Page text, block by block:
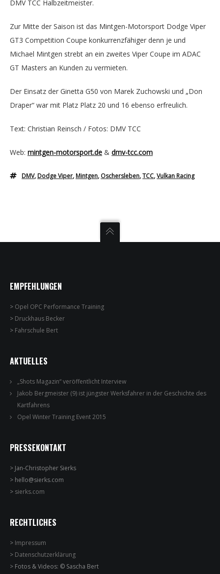
DMV TCC Halbzeitmeister.
Zur Mitte der Saison ist das Mintgen-Motorsport Dodge Viper
GT3 Competition Coupe konkurrenzfähiger denn je und
Michael Mintgen strebt an ein zweites Viper Coupe im ADAC
GT Masters an Kunden zu vermieten.
Der Einsatz der Ginetta G50 von Marek Zuchowski und „Don
Draper“ war mit Platz Platz 20 und 16 ebenso erfreulich.
Text: Christian Reinsch / Fotos: DMV TCC
Web: mintgen-motorsport.de & dmv-tcc.com
DMV, Dodge Viper, Mintgen, Oschersleben,TCC,Vulkan Racing
EMPFEHLUNGEN
> Opel OPC Performance Training
> Druckhaus Becker
> Fahrschule Bert
AKTUELLES
„Shots Magazin“ veröffentlicht Interview
Jakob Bergmeister (9) ist jüngster Werksfahrer in der Geschichte des
Kartfahrens
Opel Winter Training Event 2015
PRESSEKONTAKT
> Jan-Christopher Sierks
> hello@sierks.com
> sierks.com
RECHTLICHES
> Impressum
> Datenschutzerklärung
> Fotos & Videos: © Sascha Bert